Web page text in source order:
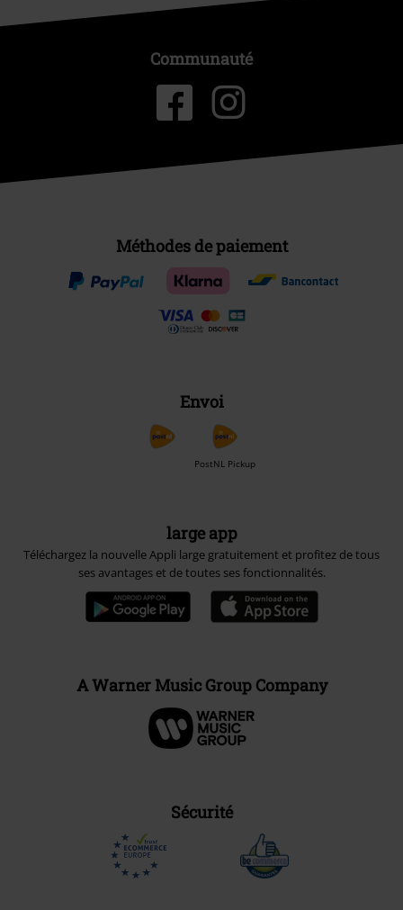
Communauté
Méthodes de paiement
Envoi
PostNL Pickup
large app
Téléchargez la nouvelle Appli large gratuitement et profitez de tous
ses avantages et de toutes ses fonctionnalités.
A Warner Music Group Company
Sécurité